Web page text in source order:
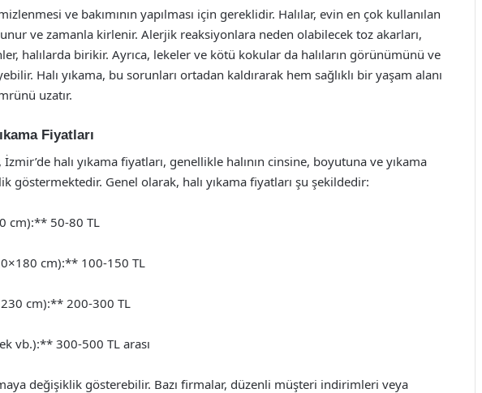
ve bakımının yapılması için gereklidir. Halılar, evin en çok kullanılan
ve zamanla kirlenir. Alerjik reaksiyonlara neden olabilecek toz akarları,
halılarda birikir. Ayrıca, lekeler ve kötü kokular da halıların görünümünü ve
Halı yıkama, bu sorunları ortadan kaldırarak hem sağlıklı bir yaşam alanı
uzatır.
Fiyatları
İzmir’de halı yıkama fiyatları, genellikle halının cinsine, boyutuna ve yıkama
göstermektedir. Genel olarak, halı yıkama fiyatları şu şekildedir:
cm):** 50-80 TL
cm):** 100-150 TL
cm):** 200-300 TL
vb.):** 300-500 TL arası
değişiklik gösterebilir. Bazı firmalar, düzenli müşteri indirimleri veya